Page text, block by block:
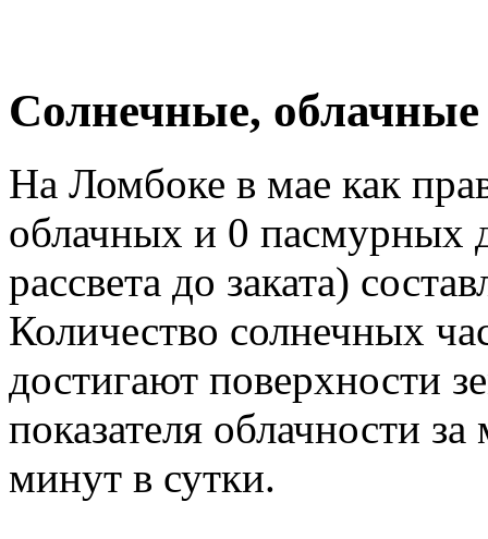
Cолнечные,
На Ломбоке в мае как
облачных и 0 пасмурных
рассвета до заката)
Количество солнечных
достигают поверхности
показателя облачности
минут в сутки.